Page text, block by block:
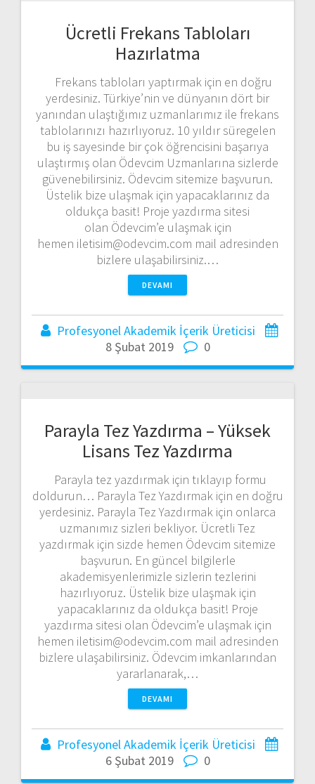
Ücretli Frekans Tabloları
Hazırlatma
Frekans tabloları yaptırmak için en doğru
yerdesiniz. Türkiye’nin ve dünyanın dört bir
yanından ulaştığımız uzmanlarımız ile frekans
tablolarınızı hazırlıyoruz. 10 yıldır süregelen
bu iş sayesinde bir çok öğrencisini başarıya
ulaştırmış olan Ödevcim Uzmanlarına sizlerde
güvenebilirsiniz. Ödevcim sitemize başvurun.
Üstelik bize ulaşmak için yapacaklarınız da
oldukça basit! Proje yazdırma sitesi
olan Ödevcim’e ulaşmak için
hemen iletisim@odevcim.com mail adresinden
bizlere ulaşabilirsiniz.…
DEVAMI
Profesyonel Akademik İçerik Üreticisi
8 Şubat 2019
0
Parayla Tez Yazdırma – Yüksek
Lisans Tez Yazdırma
Parayla tez yazdırmak için tıklayıp formu
doldurun… Parayla Tez Yazdırmak için en doğru
yerdesiniz. Parayla Tez Yazdırmak için onlarca
uzmanımız sizleri bekliyor. Ücretli Tez
yazdırmak için sizde hemen Ödevcim sitemize
başvurun. En güncel bilgilerle
akademisyenlerimizle sizlerin tezlerini
hazırlıyoruz. Üstelik bize ulaşmak için
yapacaklarınız da oldukça basit! Proje
yazdırma sitesi olan Ödevcim’e ulaşmak için
hemen iletisim@odevcim.com mail adresinden
bizlere ulaşabilirsiniz. Ödevcim imkanlarından
yararlanarak,…
DEVAMI
Profesyonel Akademik İçerik Üreticisi
6 Şubat 2019
0